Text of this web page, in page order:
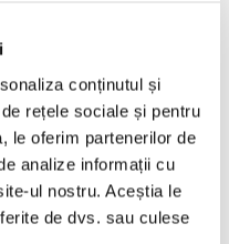
conținutul și
rețele sociale și pentru
le oferim partenerilor de
analize informații cu
ul nostru. Aceștia le
de dvs. sau culese